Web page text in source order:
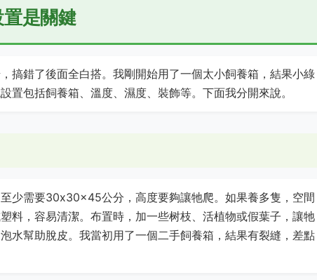
是關鍵
搞錯了後面全白搭。我剛開始用了一個太小飼養箱，結果小綠
置包括飼養箱、溫度、濕度、裝飾等。下面我分開來說。
少需要30x30x45公分，高度要夠讓牠爬。如果養多隻，空間
料，容易清潔。布置時，加一些树枝、活植物或假葉子，讓牠
水幫助脫皮。我當初用了一個二手飼養箱，結果有裂縫，差點